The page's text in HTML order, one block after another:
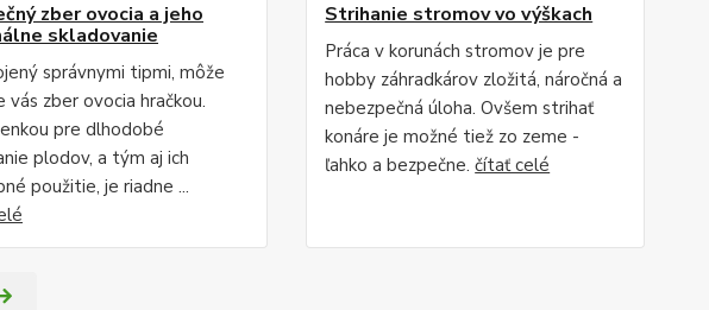
zber ovocia a jeho
skladovanie
správnymi tipmi, môže
vás zber ovocia hračkou.
pre dlhodobé
plodov, a tým aj ich
použitie, je riadne ...
Strihanie stromov vo výškach
Práca v korunách stromov je pre
hobby záhradkárov zložitá, náročná a
nebezpečná úloha. Ovšem strihať
konáre je možné tiež zo zeme -
ľahko a bezpečne.čítať celé